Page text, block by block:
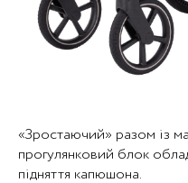
«Зростаючий» разом із
прогулянковий блок
підняття капюшона.